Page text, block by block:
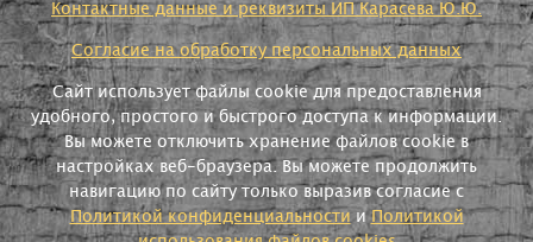
Контактные данные и реквизиты ИП Карасева Ю.Ю.
Согласие на обработку персональных данных
Сайт использует файлы cookie для предоставления
удобного, простого и быстрого доступа к информации.
Вы можете отключить хранение файлов cookie в
настройках веб-браузера. Вы можете продолжить
навигацию по сайту только выразив согласие с
Политикой конфиденциальностииПолитикой